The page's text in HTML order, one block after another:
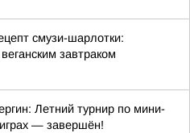
смузи-шарлотки:
завтраком
Летний турнир по мини-
— завершён!